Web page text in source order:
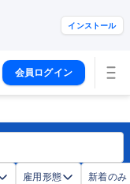
インストール
会員ログイン
雇用形態 新着のみ